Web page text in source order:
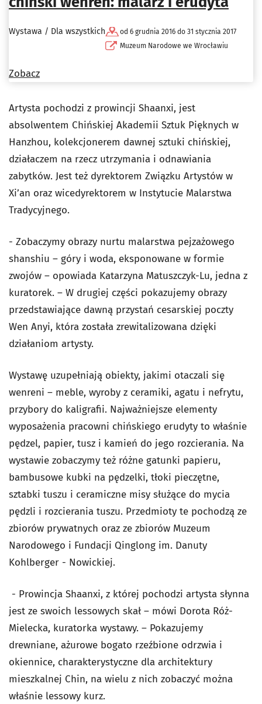
Wystawa / Dla wszystkich
od 6 grudnia 2016 do 31 stycznia 2017
Muzeum Narodowe we Wrocławiu
Zobacz
Artysta pochodzi z prowincji Shaanxi, jest
absolwentem Chińskiej Akademii Sztuk Pięknych w
Hanzhou, kolekcjonerem dawnej sztuki chińskiej,
działaczem na rzecz utrzymania i odnawiania
zabytków. Jest też dyrektorem Związku Artystów w
Xi’an oraz wicedyrektorem w Instytucie Malarstwa
Tradycyjnego.
- Zobaczymy obrazy nurtu malarstwa pejzażowego
shanshiu – góry i woda, eksponowane w formie
zwojów – opowiada Katarzyna Matuszczyk-Lu, jedna z
kuratorek. – W drugiej części pokazujemy obrazy
przedstawiające dawną przystań cesarskiej poczty
Wen Anyi, która została zrewitalizowana dzięki
działaniom artysty.
Wystawę uzupełniają obiekty, jakimi otaczali się
wenreni – meble, wyroby z ceramiki, agatu i nefrytu,
przybory do kaligrafii. Najważniejsze elementy
wyposażenia pracowni chińskiego erudyty to właśnie
pędzel, papier, tusz i kamień do jego rozcierania. Na
wystawie zobaczymy też różne gatunki papieru,
bambusowe kubki na pędzelki, tłoki pieczętne,
sztabki tuszu i ceramiczne misy służące do mycia
pędzli i rozcierania tuszu. Przedmioty te pochodzą ze
zbiorów prywatnych oraz ze zbiorów Muzeum
Narodowego i Fundacji Qinglong im. Danuty
Kohlberger - Nowickiej.
- Prowincja Shaanxi, z której pochodzi artysta słynna
jest ze swoich lessowych skał – mówi Dorota Róż-
Mielecka, kuratorka wystawy. – Pokazujemy
drewniane, ażurowe bogato rzeźbione odrzwia i
okiennice, charakterystyczne dla architektury
mieszkalnej Chin, na wielu z nich zobaczyć można
właśnie lessowy kurz.